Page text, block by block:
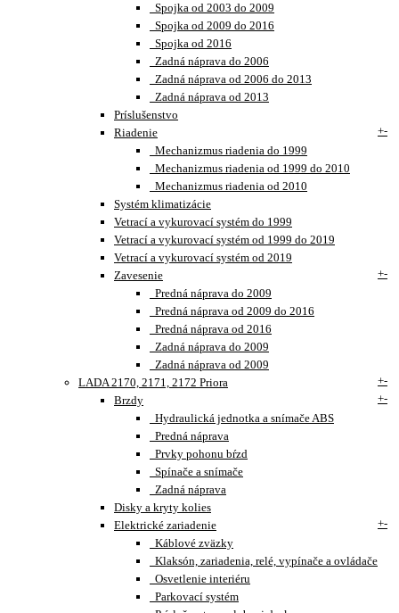
Spojka od 2003 do 2009
Spojka od 2009 do 2016
Spojka od 2016
Zadná náprava do 2006
Zadná náprava od 2006 do 2013
Zadná náprava od 2013
Príslušenstvo
Riadenie
+-
Mechanizmus riadenia do 1999
Mechanizmus riadenia od 1999 do 2010
Mechanizmus riadenia od 2010
Systém klimatizácie
Vetrací a vykurovací systém do 1999
Vetrací a vykurovací systém od 1999 do 2019
Vetrací a vykurovací systém od 2019
Zavesenie
+-
Predná náprava do 2009
Predná náprava od 2009 do 2016
Predná náprava od 2016
Zadná náprava do 2009
Zadná náprava od 2009
LADA 2170, 2171, 2172 Priora
+-
Brzdy
+-
Hydraulická jednotka a snímače ABS
Predná náprava
Prvky pohonu bŕzd
Spínače a snímače
Zadná náprava
Disky a kryty kolies
Elektrické zariadenie
+-
Káblové zväzky
Klaksón, zariadenia, relé, vypínače a ovládače
Osvetlenie interiéru
Parkovací systém